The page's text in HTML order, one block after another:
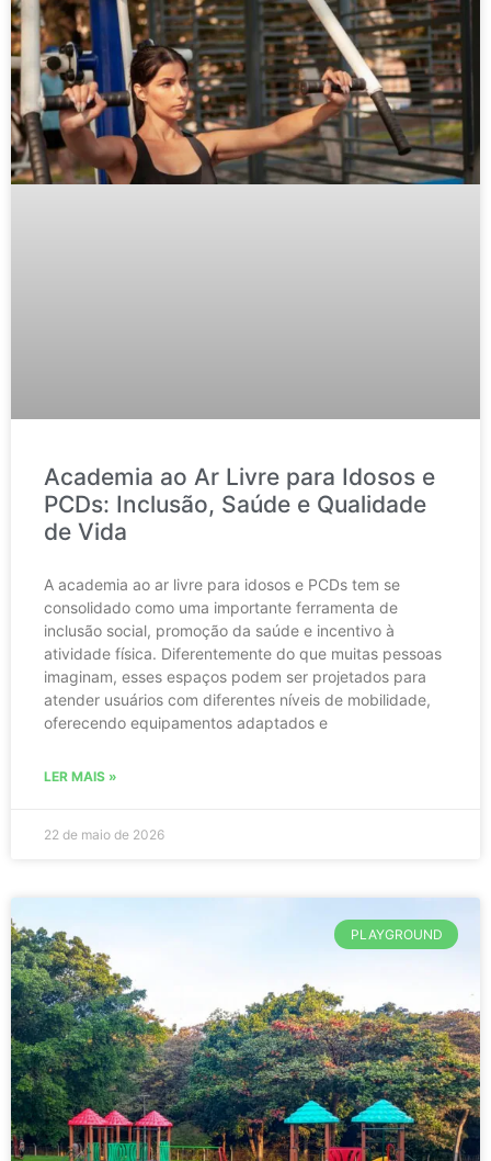
Academia ao Ar Livre para Idosos e
PCDs: Inclusão, Saúde e Qualidade
de Vida
A academia ao ar livre para idosos e PCDs tem se
consolidado como uma importante ferramenta de
inclusão social, promoção da saúde e incentivo à
atividade física. Diferentemente do que muitas pessoas
imaginam, esses espaços podem ser projetados para
atender usuários com diferentes níveis de mobilidade,
oferecendo equipamentos adaptados e
LER MAIS »
22 de maio de 2026
PLAYGROUND